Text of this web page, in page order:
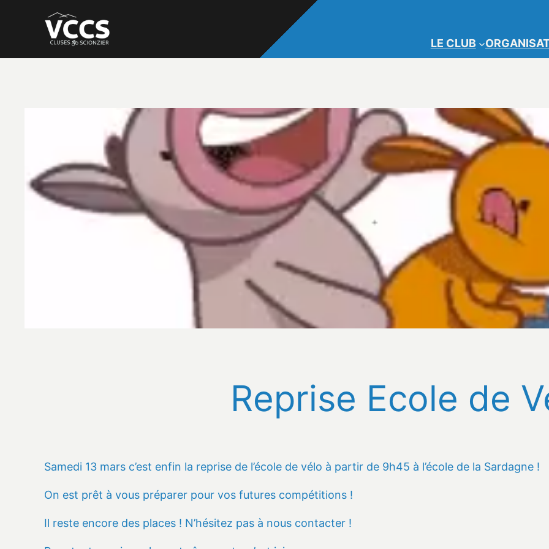
LE CLUB
Reprise Ecole de
Samedi 13 mars c’est enfin la reprise de l’école de vélo à partir de 9h45 à l’école de la Sardagne !
On est prêt à vous préparer pour vos futures compétitions !
Il reste encore des places ! N’hésitez pas à nous contacter !